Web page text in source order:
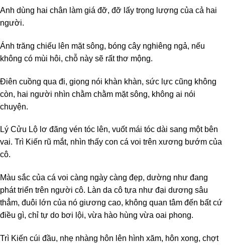
Anh dùng hai chân làm giá đỡ, đỡ lấy trọng lượng của cả hai
người.
Ánh trăng chiếu lên mặt sông, bóng cây nghiêng ngả, nếu
không có mùi hôi, chỗ này sẽ rất thơ mộng.
Điên cuồng qua đi, giọng nói khàn khàn, sức lực cũng không
còn, hai người nhìn chằm chằm mặt sông, không ai nói
chuyện.
Lý Cửu Lộ lơ đãng vén tóc lên, vuốt mái tóc dài sang một bên
vai. Trì Kiến rũ mắt, nhìn thấy con cá voi trên xương bướm của
cô.
Màu sắc của cá voi càng ngày càng đẹp, dường như đang
phát triển trên người cô. Làn da cô tựa như đại dương sâu
thẳm, đuôi lớn của nó giương cao, không quan tâm đến bất cứ
điều gì, chỉ tự do bơi lội, vừa hào hùng vừa oai phong.
Trì Kiến cúi đầu, nhẹ nhàng hôn lên hình xăm, hôn xong, chợt